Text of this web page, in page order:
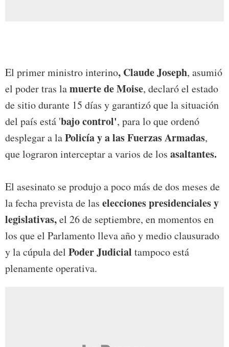
El primer ministro interino, Claude Joseph, asumió
el poder tras lamuerte de Moise, declaró el estado
de sitio durante 15 días y garantizó que la situación
del país está 'bajo control', para lo que ordenó
desplegar a laPolicía y a las Fuerzas Armadas,
que lograron interceptar a varios de los asaltantes.
El asesinato se produjo a poco más de dos meses de
la fecha prevista de las elecciones presidenciales y
legislativas,el 26 de septiembre, en momentos en
los que el Parlamento lleva año y medio clausurado
y la cúpula del Poder Judicial tampoco está
plenamente operativa.